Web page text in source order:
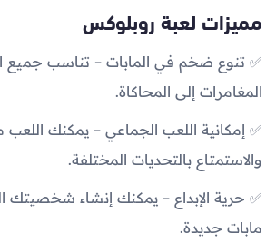
مميزات لعبة روبلوكس
✅ تنوع ضخم في المابات – تناسب جميع
المغامرات إلى المحاكاة.
✅ إمكانية اللعب الجماعي – يمكنك اللعب
والاستمتاع بالتحديات المختلفة.
✅ حرية الإبداع – يمكنك إنشاء
مابات جديدة.